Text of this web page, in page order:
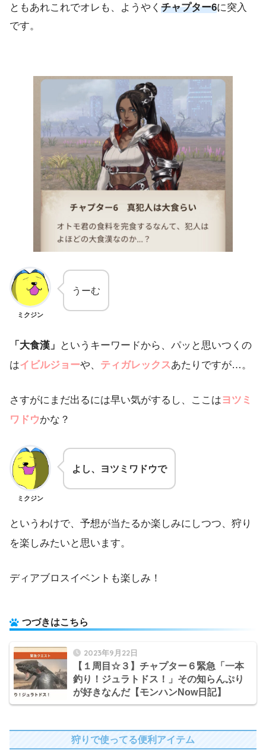
ともあれこれでオレも、ようやく チャプター6に突入
です。
ミクジン
うーむ
「大食漢」 というキーワードから、パッと思いつくの
はイビルジョーや、 ティガレックスあたりですが…。
さすがにまだ出るには早い気がするし、ここはヨツミ
ワドウかな？
ミクジン
よし、ヨツミワドウで
というわけで、予想が当たるか楽しみにしつつ、狩り
を楽しみたいと思います。
ディアブロスイベントも楽しみ！
つづきはこちら
2023年9月22日
【１周目☆３】チャプター６緊急「一本
釣り！ジュラトドス！」その知らんぷり
が好きなんだ【モンハンNow日記】
狩りで使ってる便利アイテム